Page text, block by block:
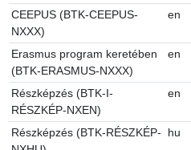
CEEPUS (BTK-CEEPUS-
NXXX)
en
Erasmus program keretében
(BTK-ERASMUS-NXXX)
en
Részképzés (BTK-I-
RÉSZKÉP-NXEN)
en
Részképzés (BTK-RÉSZKÉP-
hu